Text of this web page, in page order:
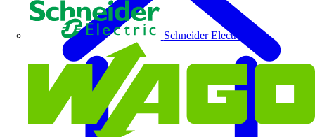
Schneider Electric